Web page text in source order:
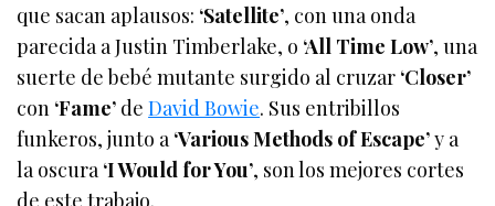
que sacan aplausos: ‘Satellite’, con una onda
parecida a Justin Timberlake, o ‘All Time Low’, una
suerte de bebé mutante surgido al cruzar ‘Closer’
con ‘Fame’ deDavid Bowie. Sus entribillos
funkeros, junto a‘Various Methods of Escape’y a
la oscura‘I Would for You’, son los mejores cortes